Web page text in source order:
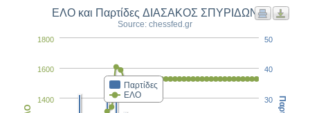
ΕΛΟ και Παρτίδες ΔΙΑΣΑΚΟΣ ΣΠΥΡΙΔΩΝ
Source: chessfed.gr
Παρτίδες
ΕΛΟ
1400
1600
1800
30
40
50